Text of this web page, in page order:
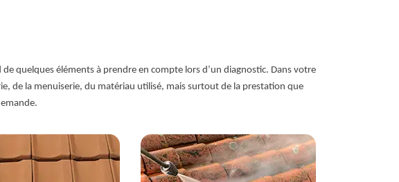
quelques éléments à prendre en compte lors d’un diagnostic. Dans votre
de la menuiserie, du matériau utilisé, mais surtout de la prestation que